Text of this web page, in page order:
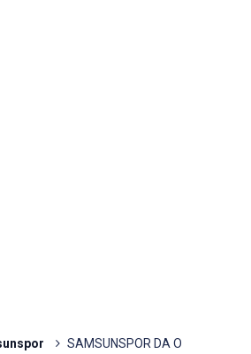
SAMSUNSPOR DA O